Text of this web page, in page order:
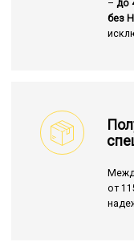
– до
без
от